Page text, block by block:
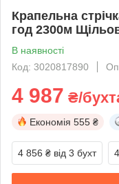
Крапельна
год 2300м
В наявності
Код: 3020817890
4 987 ₴/
Економія 555 ₴
4 856 ₴ від 3 бухт